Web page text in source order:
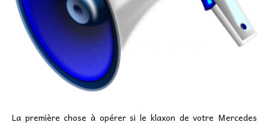
La première chose à opérer si le klaxon de votre Mercedes